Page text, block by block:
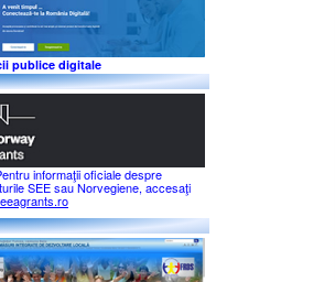
publice digitale
informaţii oficiale despre
SEE sau Norvegiene, accesaţi